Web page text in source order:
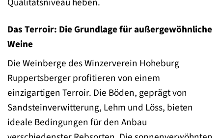
Das Terroir: Die Grundlage für außergewöhnliche
Weine
Die Weinberge des Winzerverein Hoheburg
Ruppertsberger profitieren von einem
einzigartigen Terroir. Die Böden, geprägt von
Sandsteinverwitterung, Lehm und Löss, bieten
ideale Bedingungen für den Anbau